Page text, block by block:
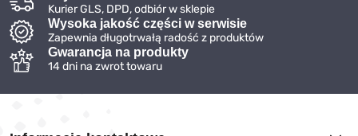
Kurier GLS, DPD, odbiór w sklepie
Wysoka jakość części w serwisie
Zapewnia długotrwałą radość z produktów
Gwarancja na produkty
14 dni na zwrot towaru